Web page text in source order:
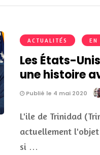
ACTUALITÉS EN
Les États-
une histoire
Publié le 4 mai 2020
L'ile de Trinidad
actuellement
si …